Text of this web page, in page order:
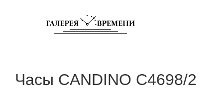
Часы CANDINO C4698/2